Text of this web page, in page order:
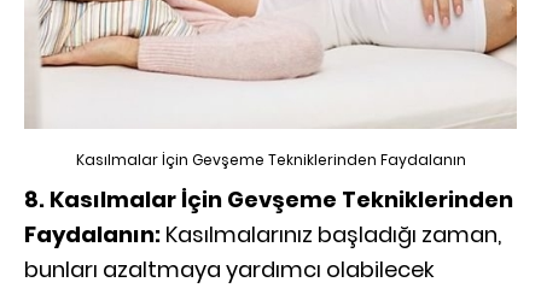
Kasılmalar İçin Gevşeme Tekniklerinden Faydalanın
8. Kasılmalar İçin Gevşeme Tekniklerinden
Faydalanın: Kasılmalarınız başladığı zaman,
bunları azaltmaya yardımcı olabilecek